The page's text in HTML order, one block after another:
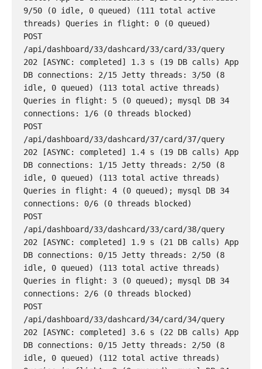
9/50 (0 idle, 0 queued) (111 total active
threads) Queries in flight: 0 (0 queued)
POST
/api/dashboard/33/dashcard/33/card/33/query
202 [ASYNC: completed] 1.3 s (19 DB calls) App
DB connections: 2/15 Jetty threads: 3/50 (8
idle, 0 queued) (113 total active threads)
Queries in flight: 5 (0 queued); mysql DB 34
connections: 1/6 (0 threads blocked)
POST
/api/dashboard/33/dashcard/37/card/37/query
202 [ASYNC: completed] 1.4 s (19 DB calls) App
DB connections: 1/15 Jetty threads: 2/50 (8
idle, 0 queued) (113 total active threads)
Queries in flight: 4 (0 queued); mysql DB 34
connections: 0/6 (0 threads blocked)
POST
/api/dashboard/33/dashcard/33/card/38/query
202 [ASYNC: completed] 1.9 s (21 DB calls) App
DB connections: 0/15 Jetty threads: 2/50 (8
idle, 0 queued) (113 total active threads)
Queries in flight: 3 (0 queued); mysql DB 34
connections: 2/6 (0 threads blocked)
POST
/api/dashboard/33/dashcard/34/card/34/query
202 [ASYNC: completed] 3.6 s (22 DB calls) App
DB connections: 0/15 Jetty threads: 2/50 (8
idle, 0 queued) (112 total active threads)